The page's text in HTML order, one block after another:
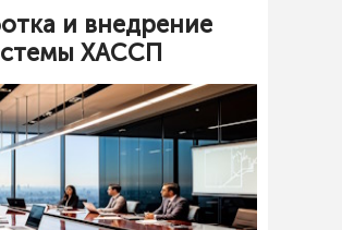
и внедрение
ХАССП